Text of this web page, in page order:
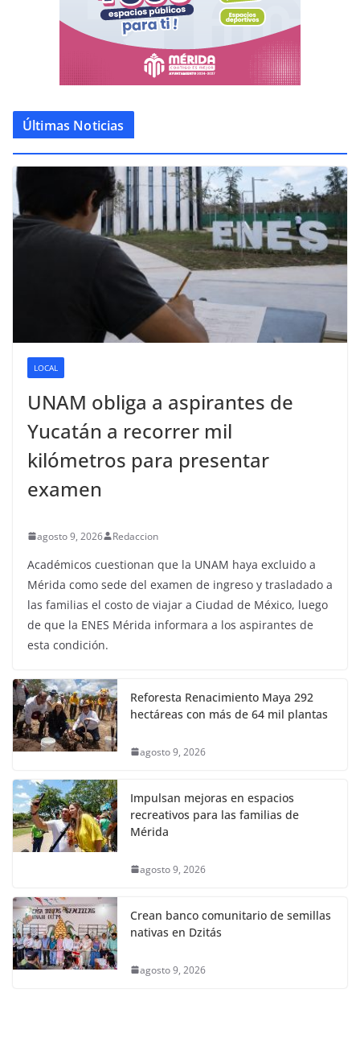
Últimas Noticias
LOCAL
UNAM obliga a aspirantes de
Yucatán a recorrer mil
kilómetros para presentar
examen
agosto 9, 2026 Redaccion
Académicos cuestionan que la UNAM haya excluido a
Mérida como sede del examen de ingreso y trasladado a
las familias el costo de viajar a Ciudad de México, luego
de que la ENES Mérida informara a los aspirantes de
esta condición.
Reforesta Renacimiento Maya 292
hectáreas con más de 64 mil plantas
agosto 9, 2026
Impulsan mejoras en espacios
recreativos para las familias de
Mérida
agosto 9, 2026
Crean banco comunitario de semillas
nativas en Dzitás
agosto 9, 2026